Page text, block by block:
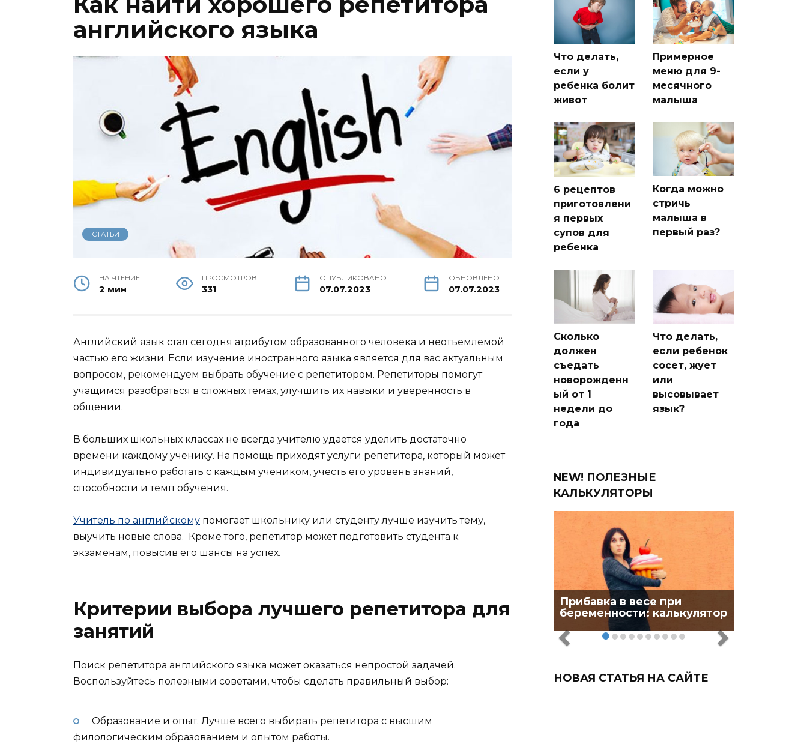
английского языка
СТАТЬИ
НА ЧТЕНИЕ
2 мин
ПРОСМОТРОВ
331
ОПУБЛИКОВАНО
07.07.2023
ОБНОВЛЕНО
07.07.2023
Английский язык стал сегодня атрибутом образованного человека и неотъемлемой
частью его жизни. Если изучение иностранного языка является для вас актуальным
вопросом, рекомендуем выбрать обучение с репетитором. Репетиторы помогут
учащимся разобраться в сложных темах, улучшить их навыки и уверенность в
общении.
В больших школьных классах не всегда учителю удается уделить достаточно
времени каждому ученику. На помощь приходят услуги репетитора, который может
индивидуально работать с каждым учеником, учесть его уровень знаний,
способности и темп обучения.
Учитель по английскому помогает школьнику или студенту лучше изучить тему,
выучить новые слова. Кроме того, репетитор может подготовить студента к
экзаменам, повысив его шансы на успех.
Критерии выбора лучшего репетитора для
занятий
Поиск репетитора английского языка может оказаться непростой задачей.
Воспользуйтесь полезными советами, чтобы сделать правильный выбор:
Образование и опыт. Лучше всего выбирать репетитора с высшим
филологическим образованием и опытом работы.
Что делать,
если у
ребенка болит
живот
Примерное
меню для 9-
месячного
малыша
6 рецептов
приготовлени
я первых
супов для
ребенка
Когда можно
стричь
малыша в
первый раз?
Сколько
должен
съедать
новорожденн
ый от 1
недели до
года
Что делать,
если ребенок
сосет, жует
или
высовывает
язык?
NEW! ПОЛЕЗНЫЕ
КАЛЬКУЛЯТОРЫ
Прибавка в весе при
беременности: калькулятор
НОВАЯ СТАТЬЯ НА САЙТЕ